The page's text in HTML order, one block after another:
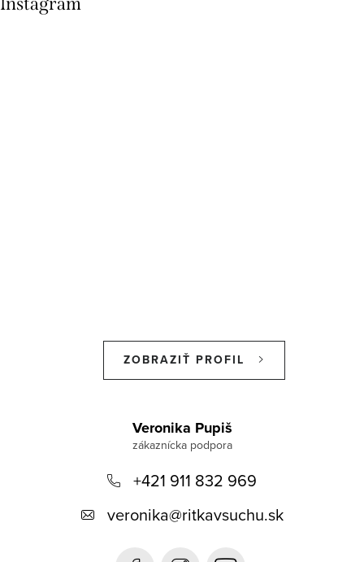
ZOBRAZIŤ PROFIL
Veronika Pupiš
+421 911 832 969
veronika@ritkavsuchu.sk